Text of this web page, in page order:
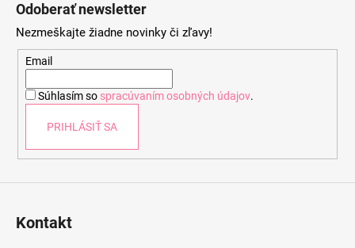
Odoberať newsletter
Nezmeškajte žiadne novinky či zľavy!
Email
Súhlasím so spracúvaním osobných údajov.
PRIHLÁSIŤ SA
Kontakt